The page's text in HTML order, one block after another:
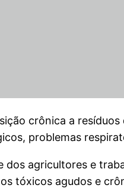
crônica a
problemas
dos agricultores e
tóxicos agudos e